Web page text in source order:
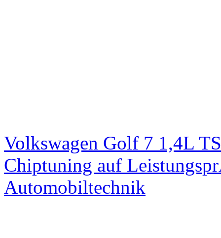
Volkswagen Golf 7 1,4L
Chiptuning auf
Automobiltechnik